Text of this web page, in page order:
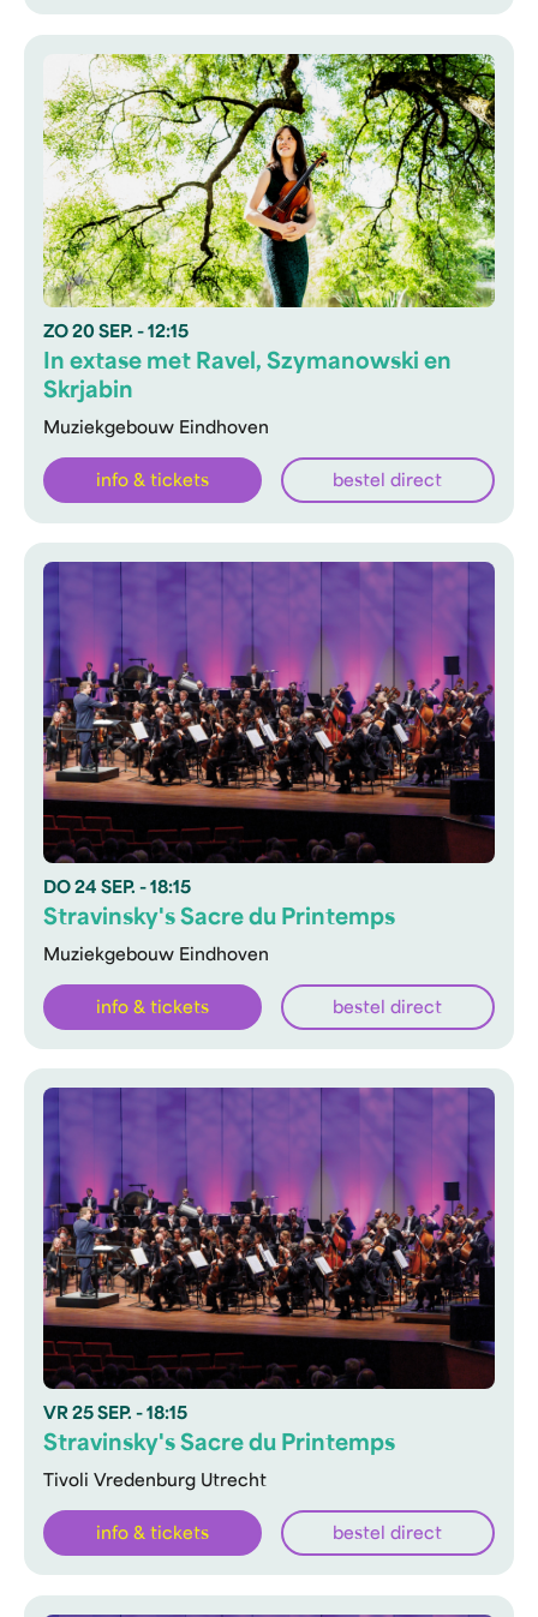
ZO 20 SEP. - 12:15
Muziekgebouw Eindhoven
In extase met Ravel, Szymanowski en
Skrjabin
info & tickets bestel direct
DO 24 SEP. - 18:15
Muziekgebouw Eindhoven
Stravinsky's Sacre du Printemps
info & tickets bestel direct
VR 25 SEP. - 18:15
Tivoli Vredenburg Utrecht
Stravinsky's Sacre du Printemps
info & tickets bestel direct